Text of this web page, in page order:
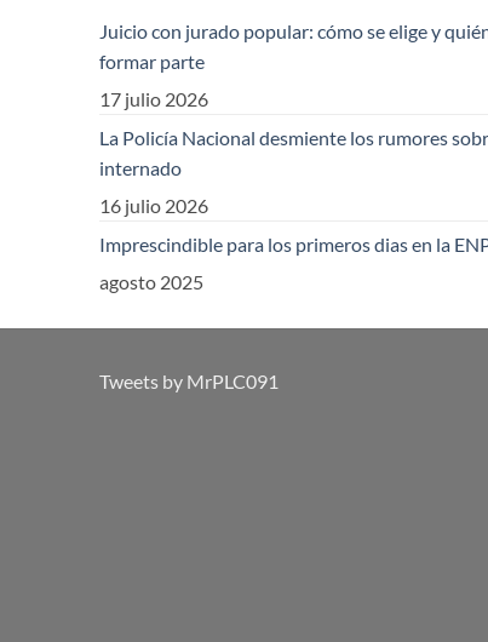
Juicio con jurado popular: cómo se elige y
formar parte
17 julio 2026
La Policía Nacional desmiente los rumores
internado
16 julio 2026
Imprescindible para los primeros dias en la
agosto 2025
Tweets by MrPLC091